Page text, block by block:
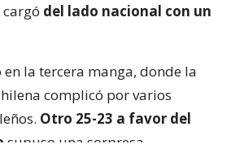
cargó del lado nacional con un
la tercera manga, donde la
complicó por varios
Otro 25-23 a favor del
supuso una sorpresa